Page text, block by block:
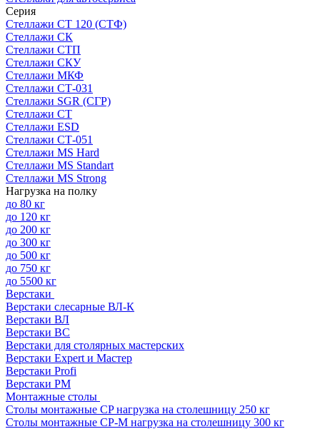
Серия
Стеллажи СТ 120 (СТФ)
Стеллажи СК
Стеллажи СТП
Стеллажи СКУ
Стеллажи МКФ
Стеллажи СТ-031
Стеллажи SGR (СГР)
Стеллажи СТ
Стеллажи ESD
Стеллажи СТ-051
Стеллажи MS Hard
Стеллажи MS Standart
Стеллажи MS Strong
Нагрузка на полку
до 80 кг
до 120 кг
до 200 кг
до 300 кг
до 500 кг
до 750 кг
до 5500 кг
Верстаки
Верстаки слесарные ВЛ-К
Верстаки ВЛ
Верстаки ВС
Верстаки для столярных мастерских
Верстаки Expert и Мастер
Верстаки Profi
Верстаки РМ
Монтажные столы
Столы монтажные СP нагрузка на столешницу 250 кг
Столы монтажные СР-М нагрузка на столешницу 300 кг